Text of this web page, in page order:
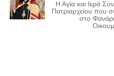
Η Αγία και Ιερά
Πατριαρχείου που
στο